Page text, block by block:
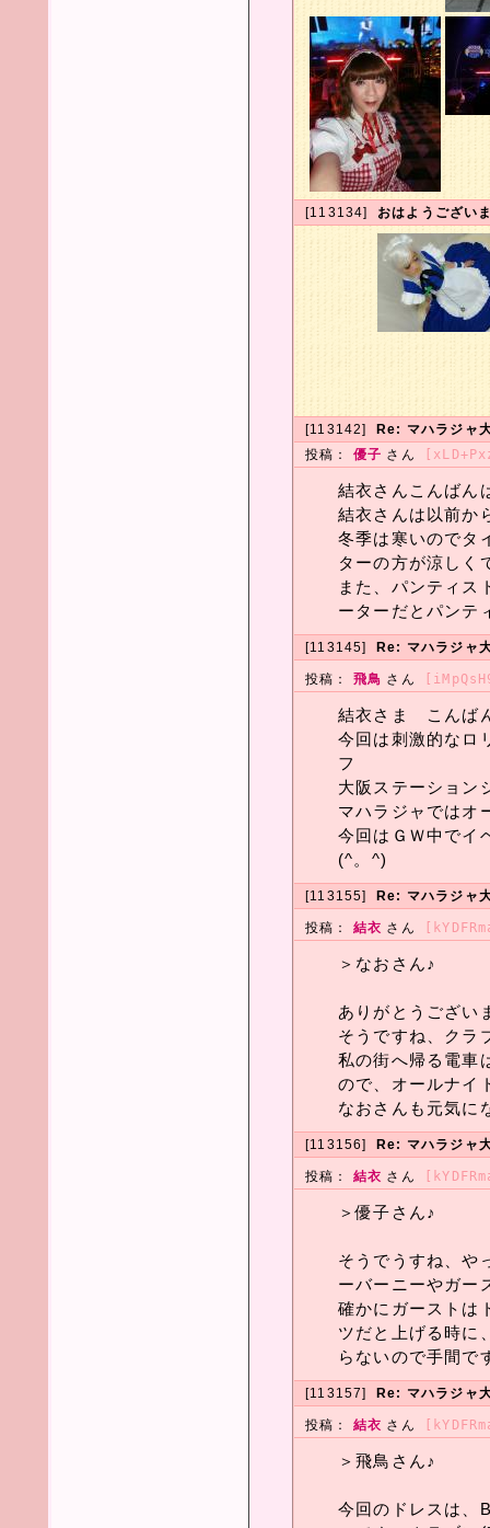
[113134] おはようござい
[113142]
Re: マハラジャ
投稿： 優子 さん
結衣さんこんばん
結衣さんは以前か
冬季は寒いのでタ
ターの方が涼しく
また、パンティス
ーターだとパンテ
[113145] Re: マハラジャ
投稿： 飛鳥 さん
結衣さま こんば
今回は刺激的なロ
フ
大阪ステーション
マハラジャではオ
今回はＧＷ中でイ
(^。^)
[113155] Re: マハラジャ
投稿： 結衣 さん
＞なおさん♪
ありがとうござい
そうですね、クラ
私の街へ帰る電車
ので、オールナイ
なおさんも元気に
[113156] Re: マハラジャ
投稿： 結衣 さん
＞優子さん♪
そうでうすね、や
ーバーニーやガー
確かにガーストは
ツだと上げる時に
らないので手間で
[113157] Re: マハラジャ
投稿： 結衣 さん
＞飛鳥さん♪
今回のドレスは、